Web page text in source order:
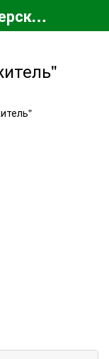
Магазин Киево-Печерской Лавры